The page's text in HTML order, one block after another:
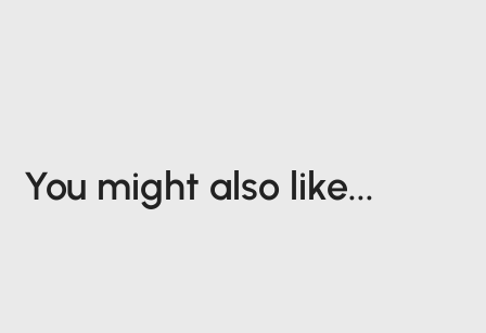
You might also like...